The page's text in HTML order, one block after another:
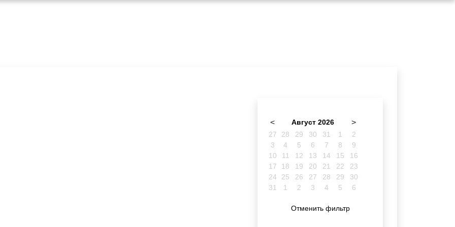
< Август 2026 >
27 28 29 30 31 1
2
3
4 5 6 7 8
9
10
11 12 13 14 15
16
17
18 19 20 21 22
23
24
25 26 27 28 29
30
31
1 2 3 4 5 6
Отменить фильтр